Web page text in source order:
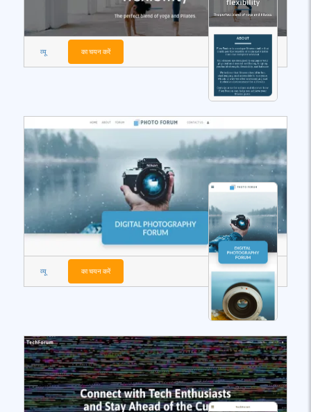
व्यू का चयन करें
व्यू का चयन करें